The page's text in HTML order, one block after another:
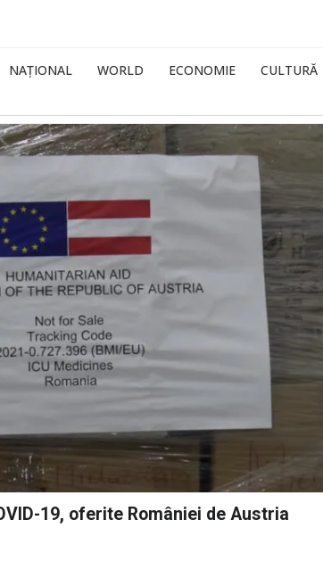
NAȚIONAL WORLD ECONOMIE CULTURĂ
19, oferite României de Austria